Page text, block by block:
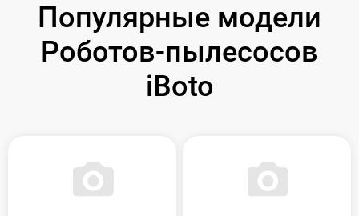
Популярные модели
Роботов-пылесосов
iBoto